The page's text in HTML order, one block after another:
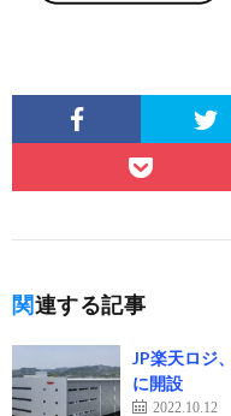
関連する記事
JP楽天ロジ
に開設
2022.10.12